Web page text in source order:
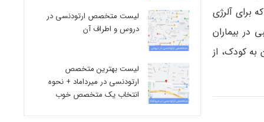
برای آلرژی
بیماران
به کودک، از
لیست متخصص ارتودنسی در
دروس و اطراف آن
لیست بهترین متخصص
ارتودنسی در میرداماد + نحوه
انتخاب یک متخصص خوب